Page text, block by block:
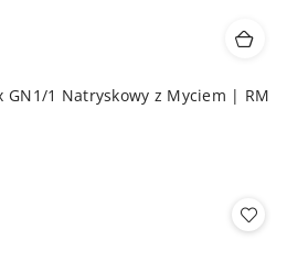
GN1/1 Natryskowy z Myciem | RM